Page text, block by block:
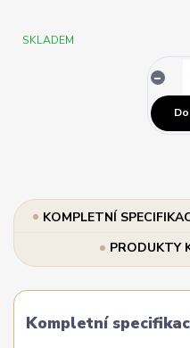
SKLADEM
KOMPLETNÍ
PRODUKTY
Kompletní